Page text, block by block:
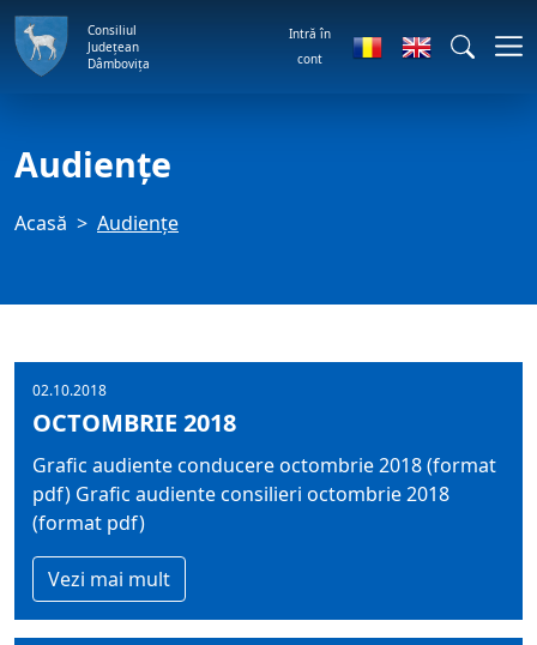
Consiliul
Județean
Dâmbovița
Intră în
cont
Audienţe
Acasă Audienţe
02.10.2018
OCTOMBRIE 2018
Grafic audiente conducere octombrie 2018 (format
pdf) Grafic audiente consilieri octombrie 2018
(format pdf)
Vezi mai mult